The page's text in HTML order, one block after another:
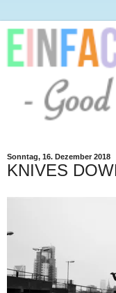
Sonntag, 16. Dezember 2018
KNIVES